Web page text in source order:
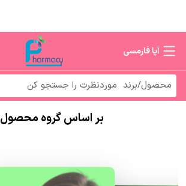
آپا فارمسی
بر اساس گروه محصول